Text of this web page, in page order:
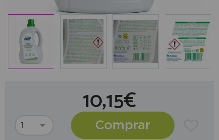
10,15€
Comprar